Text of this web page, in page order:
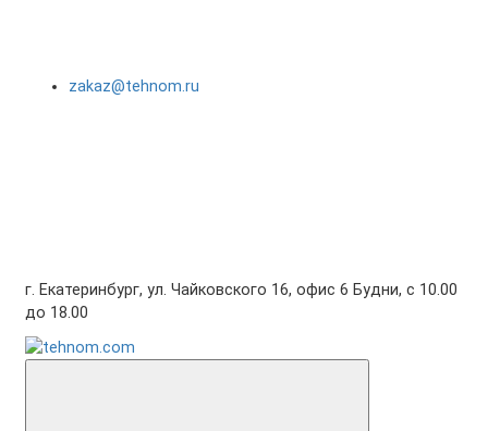
zakaz@tehnom.ru
г. Екатеринбург, ул. Чайковского 16, офис 6 Будни, с 10.00
до 18.00